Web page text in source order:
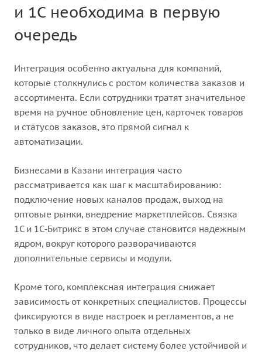
и 1С необходима в первую
очередь
Интеграция особенно актуальна для компаний,
которые столкнулись с ростом количества заказов и
ассортимента. Если сотрудники тратят значительное
время на ручное обновление цен, карточек товаров
и статусов заказов, это прямой сигнал к
автоматизации.
Бизнесами в Казани интеграция часто
рассматривается как шаг к масштабированию:
подключение новых каналов продаж, выход на
оптовые рынки, внедрение маркетплейсов. Связка
1С и 1С‑Битрикс в этом случае становится надежным
ядром, вокруг которого разворачиваются
дополнительные сервисы и модули.
Кроме того, комплексная интеграция снижает
зависимость от конкретных специалистов. Процессы
фиксируются в виде настроек и регламентов, а не
только в виде личного опыта отдельных
сотрудников, что делает систему более устойчивой и